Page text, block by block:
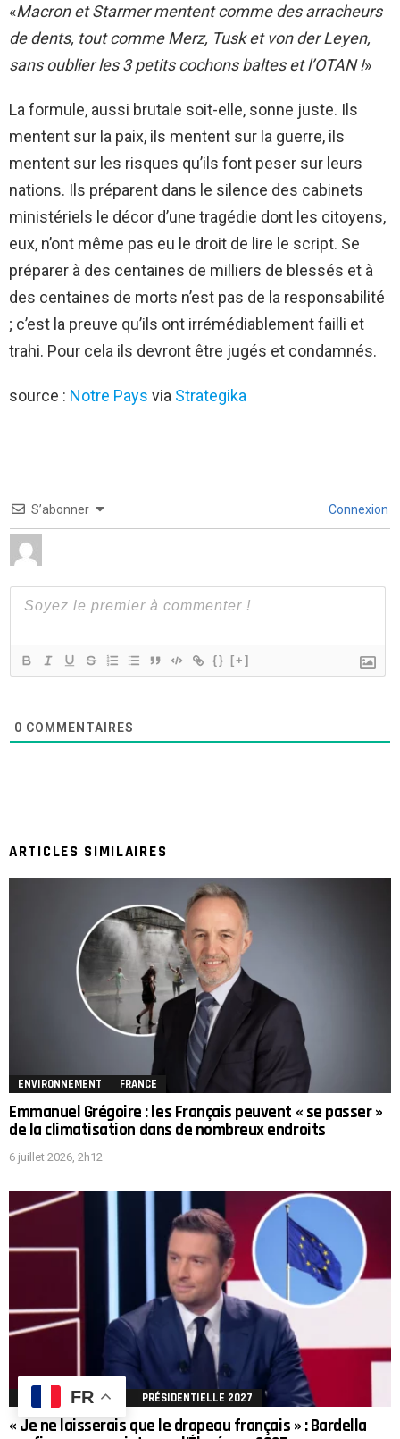
«Macron et Starmer mentent comme des arracheurs
de dents, tout comme Merz, Tusk et von der Leyen,
sans oublier les 3 petits cochons baltes et l’OTAN !»
La formule, aussi brutale soit-elle, sonne juste. Ils
mentent sur la paix, ils mentent sur la guerre, ils
mentent sur les risques qu’ils font peser sur leurs
nations. Ils préparent dans le silence des cabinets
ministériels le décor d’une tragédie dont les citoyens,
eux, n’ont même pas eu le droit de lire le script. Se
préparer à des centaines de milliers de blessés et à
des centaines de morts n’est pas de la responsabilité
; c’est la preuve qu’ils ont irrémédiablement failli et
trahi. Pour cela ils devront être jugés et condamnés.
source : Notre Pays via Strategika
S’abonner Connexion
{} [+]
0 COMMENTAIRES
ARTICLES SIMILAIRES
ENVIRONNEMENT FRANCE
Emmanuel Grégoire : les Français peuvent « se passer »
de la climatisation dans de nombreux endroits
6 juillet 2026, 2h12
POLITIQUE PRÉSIDENTIELLE 2027
« Je ne laisserais que le drapeau français » : Bardella
FR